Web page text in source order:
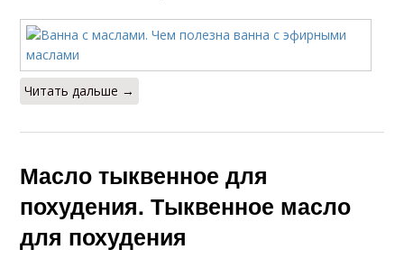
Читать дальше →
Масло тыквенное для
похудения. Тыквенное масло
для похудения